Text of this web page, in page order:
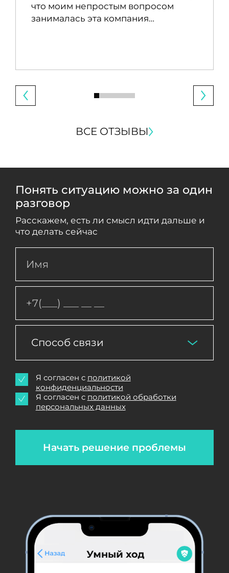
что моим непростым вопросом
занималась эта компания…
ВСЕ ОТЗЫВЫ
Понять ситуацию можно за один
разговор
Расскажем, есть ли смысл идти дальше и
что делать сейчас
Способ связи
Начать решение проблемы
Я согласен с политикой
конфиденциальности
Я согласен с политикой обработки
персональных данных